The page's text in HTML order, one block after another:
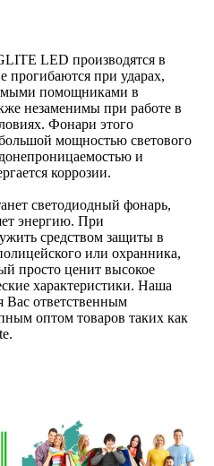
LED производятся в
при ударах,
помощниками в
незаменимы при работе в
Фонари этого
мощностью светового
и
коррозии.
светодиодный фонарь,
энергию. При
средством защиты в
или охранника,
просто ценит высокое
характеристики. Наша
Вас ответственным
оптом товаров таких как